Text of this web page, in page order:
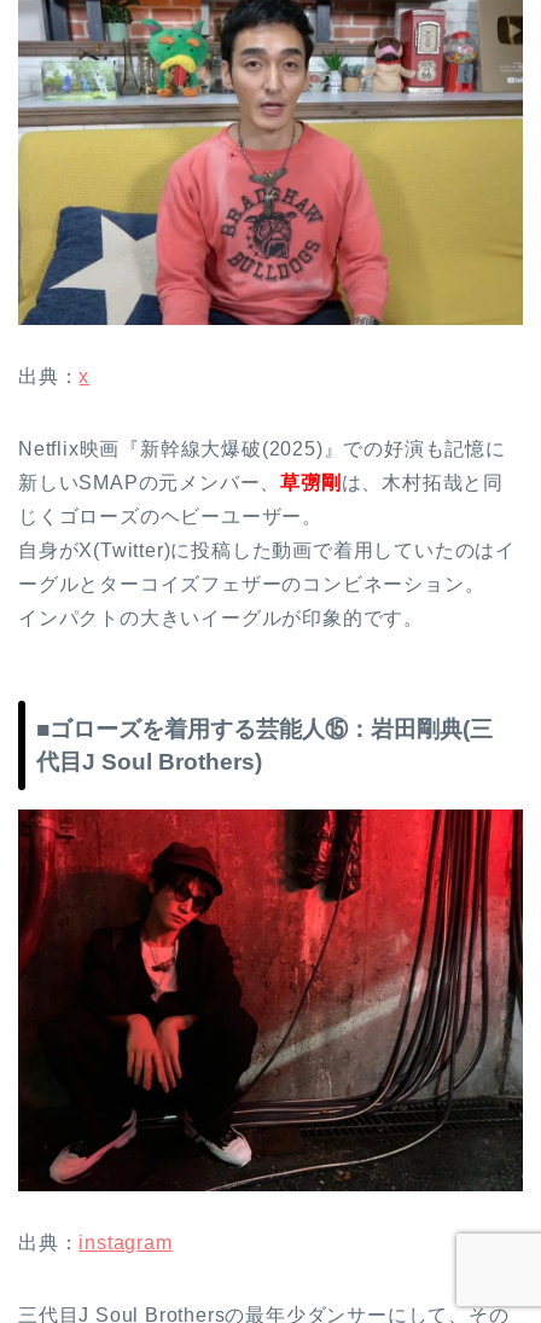
出典：x
Netflix映画『新幹線大爆破(2025)』での好演も記憶に
新しいSMAPの元メンバー、草彅剛 は、木村拓哉と同
じくゴローズのヘビーユーザー。
自身がX(Twitter)に投稿した動画で着用していたのはイ
ーグルとターコイズフェザーのコンビネーション。
インパクトの大きいイーグルが印象的です。
■ゴローズを着用する芸能人⑮：岩田剛典(三
代目J Soul Brothers)
出典： instagram
三代目J Soul Brothersの最年少ダンサーにして、その